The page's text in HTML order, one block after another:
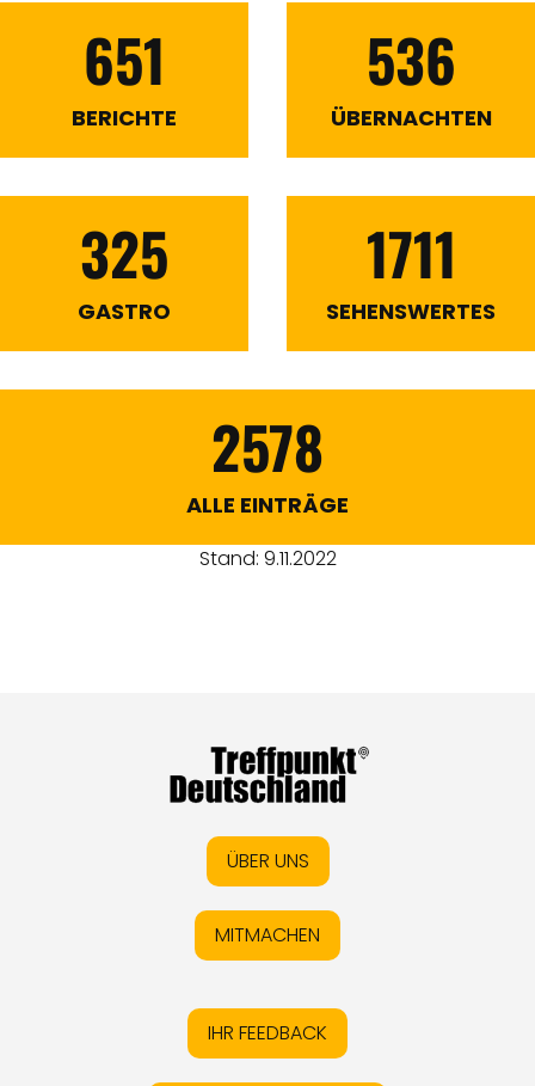
651
BERICHTE
536
ÜBERNACHTEN
325
GASTRO
1711
SEHENSWERTES
2578
ALLE EINTRÄGE
Stand: 9.11.2022
ÜBER UNS
MITMACHEN
IHR FEEDBACK